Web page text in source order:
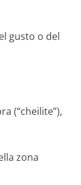
gusto o del
(“cheilite”),
zona